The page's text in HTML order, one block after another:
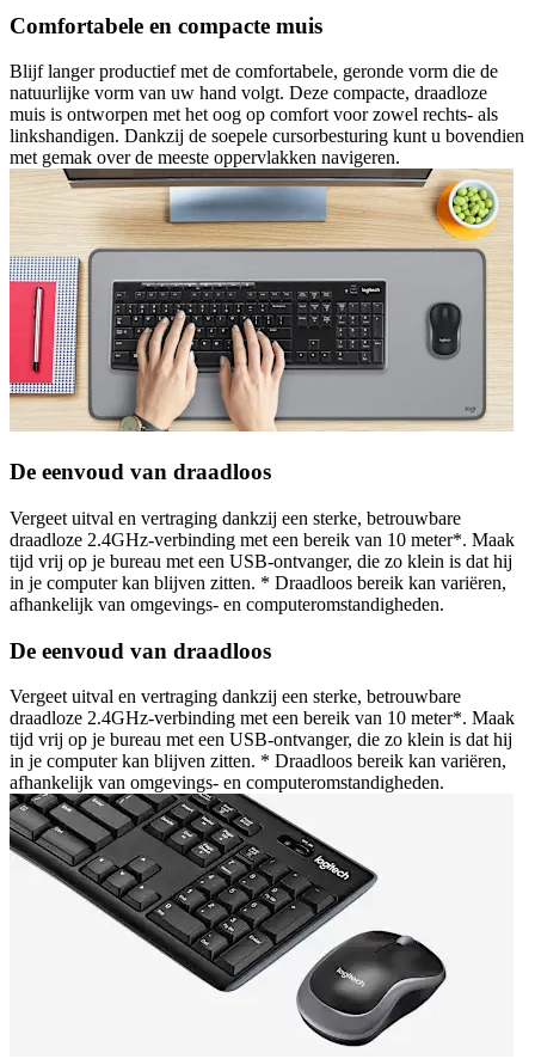
Comfortabele en compacte muis
Blijf langer productief met de comfortabele, geronde vorm die de
natuurlijke vorm van uw hand volgt. Deze compacte, draadloze
muis is ontworpen met het oog op comfort voor zowel rechts- als
linkshandigen. Dankzij de soepele cursorbesturing kunt u bovendien
met gemak over de meeste oppervlakken navigeren.
De eenvoud van draadloos
Vergeet uitval en vertraging dankzij een sterke, betrouwbare
draadloze 2.4GHz-verbinding met een bereik van 10 meter*. Maak
tijd vrij op je bureau met een USB-ontvanger, die zo klein is dat hij
in je computer kan blijven zitten. * Draadloos bereik kan variëren,
afhankelijk van omgevings- en computeromstandigheden.
De eenvoud van draadloos
Vergeet uitval en vertraging dankzij een sterke, betrouwbare
draadloze 2.4GHz-verbinding met een bereik van 10 meter*. Maak
tijd vrij op je bureau met een USB-ontvanger, die zo klein is dat hij
in je computer kan blijven zitten. * Draadloos bereik kan variëren,
afhankelijk van omgevings- en computeromstandigheden.